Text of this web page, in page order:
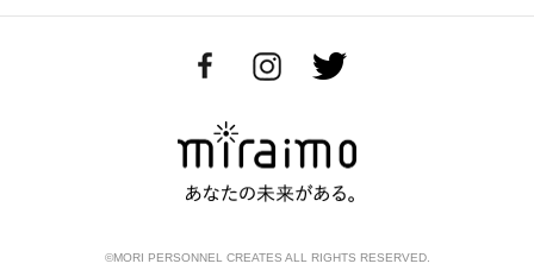
©MORI PERSONNEL CREATES ALL RIGHTS RESERVED.